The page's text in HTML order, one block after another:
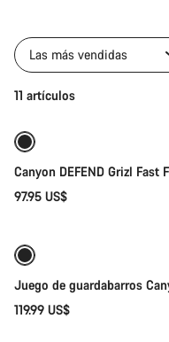
Las más vendidas
11 artículos
Canyon DEFEND Grizl Fast
97.95 US$
Juego de guardabarros
119.99 US$